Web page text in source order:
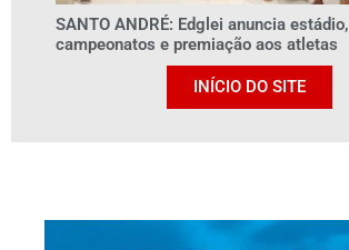
SANTO ANDRÉ: Edglei anuncia estádio,
campeonatos e premiação aos atletas
INÍCIO DO SITE